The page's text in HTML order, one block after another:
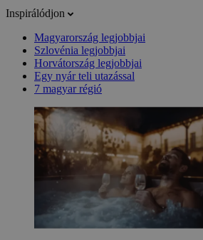
Inspirálódjon
Magyarország legjobbjai
Szlovénia legjobbjai
Horvátország legjobbjai
Egy nyár teli utazással
7 magyar régió